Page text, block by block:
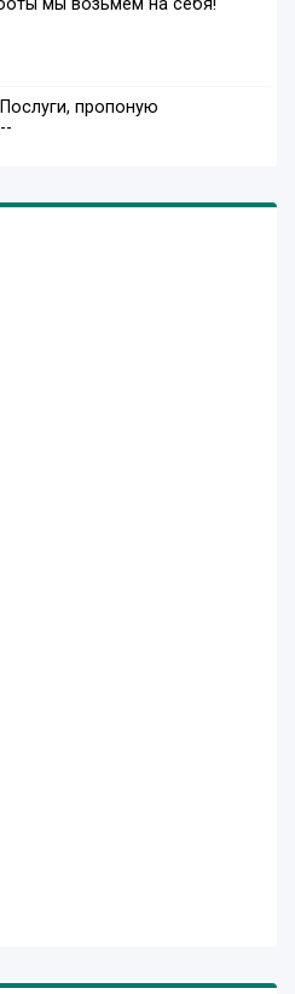
мы возьмем на себя!
Послуги, пропоную
--